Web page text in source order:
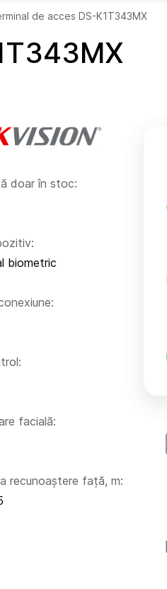
de acces DS-K1T343MX
doar în stoc:
biometric
facială:
recunoaștere față, m: